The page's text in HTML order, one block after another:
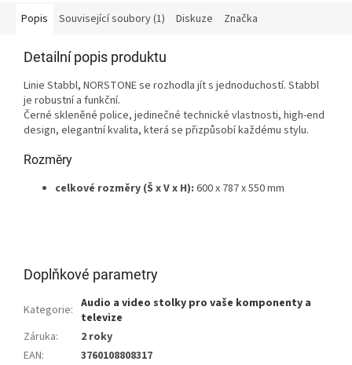
Popis Související soubory (1) Diskuze Značka
Detailní popis produktu
Linie Stabbl, NORSTONE se rozhodla jít s jednoduchostí. Stabbl
je robustní a funkční.
Černé skleněné police, jedinečné technické vlastnosti, high-end
design, elegantní kvalita, která se přizpůsobí každému stylu.
Rozměry
celkové rozměry (Š x V x H): 600 x 787 x 550 mm
Doplňkové parametry
Kategorie: Audio a video stolky pro vaše komponenty a
televize
Záruka:
2 roky
EAN: 3760108808317